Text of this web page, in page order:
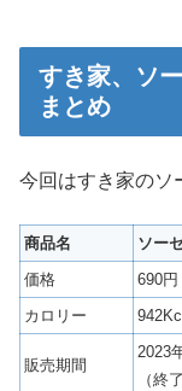
すき家、ソ
まとめ
今回はすき家のソ
商品名
ソー
価格
690円
カロリー
販売期間
2023
（終